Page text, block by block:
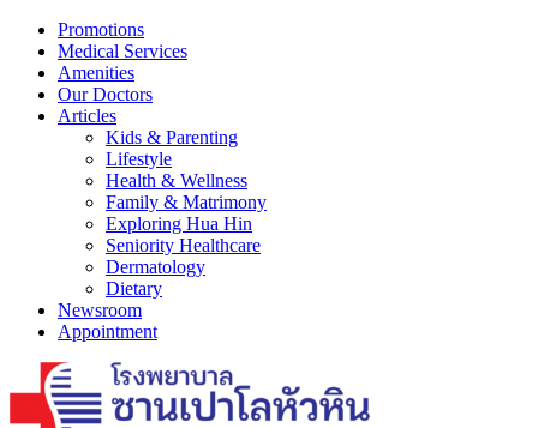
Promotions
Medical Services
Amenities
Our Doctors
Articles
Kids & Parenting
Lifestyle
Health & Wellness
Family & Matrimony
Exploring Hua Hin
Seniority Healthcare
Dermatology
Dietary
Newsroom
Appointment